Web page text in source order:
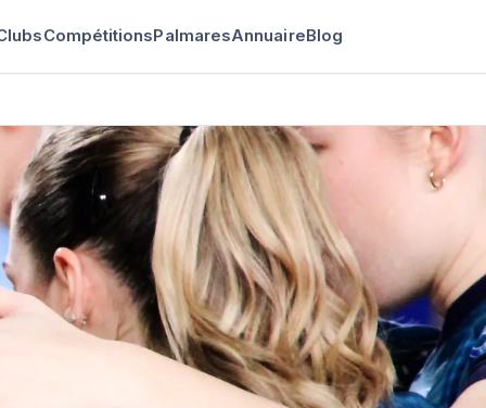
CompétitionsPalmaresAnnuaireBlog